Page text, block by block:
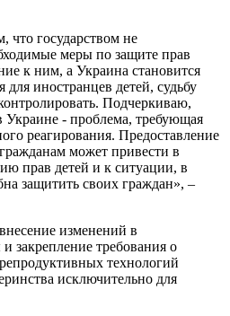
что государством не
меры по защите прав
к ним, а Украина становится
иностранцев детей, судьбу
Подчеркиваю,
Украине - проблема, требующая
реагирования. Предоставление
может привести в
прав детей и к ситуации, в
защитить своих граждан», –
изменений в
закрепление требования о
технологий
исключительно для